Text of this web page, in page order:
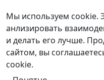
Мы используем cookie.
анлизировать
и делать его лучше.
сайтом, вы
cookie.